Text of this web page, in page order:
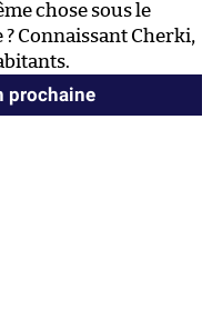
chose sous le
? Connaissant Cherki,
prochaine